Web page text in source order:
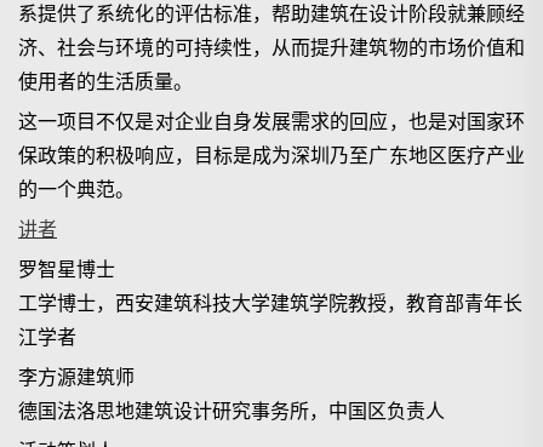
系提供了系统化的评估标准，帮助建筑在设计阶段就兼顾经
济、社会与环境的可持续性，从而提升建筑物的市场价值和
使用者的生活质量。
这一项目不仅是对企业自身发展需求的回应，也是对国家环
保政策的积极响应，目标是成为深圳乃至广东地区医疗产业
的一个典范。
讲者
罗智星博士
工学博士，西安建筑科技大学建筑学院教授，教育部青年长
江学者
李方源建筑师
德国法洛思地建筑设计研究事务所，中国区负责人